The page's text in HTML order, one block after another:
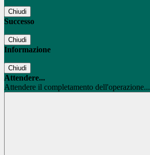
Chiudi
Successo
Chiudi
Informazione
Chiudi
Attendere...
Attendere il completamento dell'operazione...